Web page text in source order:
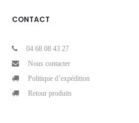
CONTACT
04 68 08 43 27
Nous contacter
Politique d’expédition
Retour produits